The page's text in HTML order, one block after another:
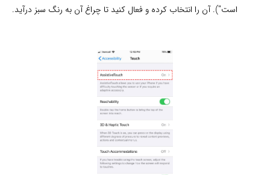
است"). آن را انتخاب کرده و فعال کنید تا چراغ آن به رنگ سبز درآید.